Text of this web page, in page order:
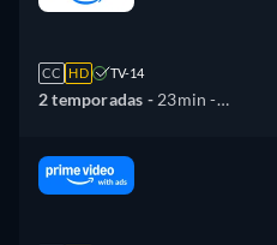
CC HD TV-14
2 temporadas - 23min -